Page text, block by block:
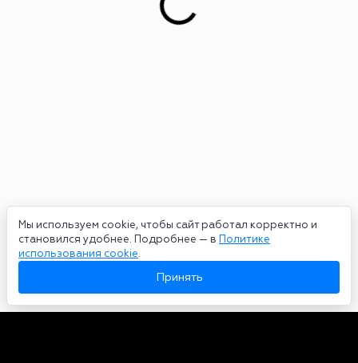
Мы используем cookie, чтобы сайт работал корректно и
становился удобнее. Подробнее — в Политике
использования cookie.
Принять